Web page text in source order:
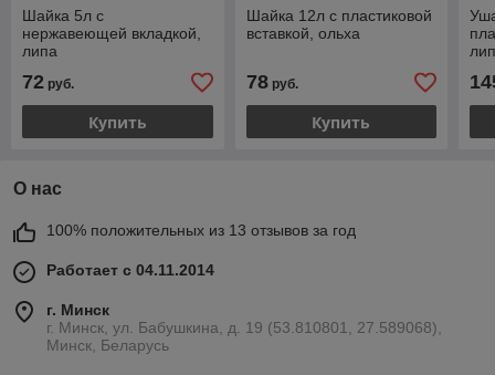
Шайка 5л с
нержавеющей вкладкой,
липа
72 руб.
Купить
Шайка 12л с пластиковой
вставкой, ольха
78руб.
Купить
О нас
100% положительных из 13 отзывов за год
Работает с 04.11.2014
г. Минск
г. Минск, ул. Бабушкина, д. 19 (53.810801, 27.589068),
Минск, Беларусь